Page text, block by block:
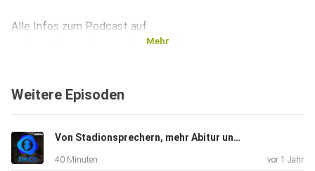
Alle Infos zum Podcast auf
podcast.drosselgassenfrequenz.de
Mehr
Weitere Episoden
Von Stadionsprechern, mehr Abitur und künstlicher Intelligenz | Staffel 1, Folge 9
40 Minuten vor 1 Jahr